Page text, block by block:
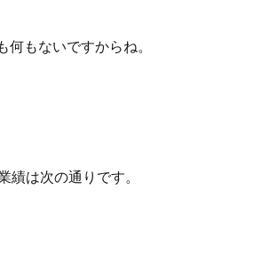
もないですからね。
は次の通りです。